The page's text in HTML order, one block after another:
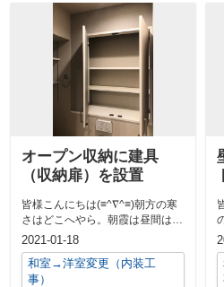
オープン収納に建具
（収納扉）を設置
皆様こんにちは(≡^∇^≡)朝方の寒
さはどこへやら。朝霞は昼間は暖
かいですねo(〃＾▽＾〃)o寒さ
の...
2021-01-18
和室→洋室変更（内装工
事）